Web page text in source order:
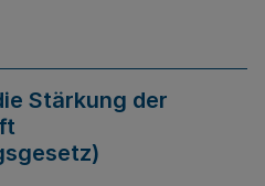
Stärkung der